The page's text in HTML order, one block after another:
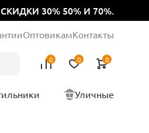
СКИДКИ 30% 50% И 70%.
ОптовикамКонтакты
0 0 0
Уличные